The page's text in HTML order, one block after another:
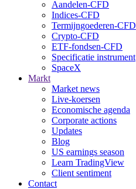
Aandelen-CFD
Indices-CFD
Termijngoederen-CFD
Crypto-CFD
ETF-fondsen-CFD
Specificatie instrument
SpaceX
Markt
Market news
Live-koersen
Economische agenda
Corporate actions
Updates
Blog
US earnings season
Learn TradingView
Client sentiment
Contact